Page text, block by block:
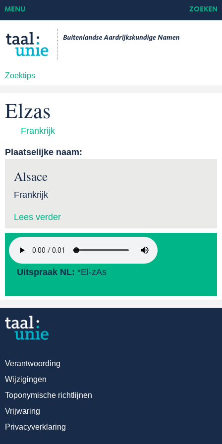
Zoektips
MENU ZOEKEN
Elzas
Frankrijk
Plaatselijke naam:
Alsace
Frankrijk
Lees verder
Uitspraak NL: *El-zAs
Verantwoording
Wijzigingen
Toponymische richtlijnen
Vrijwaring
Privacyverklaring